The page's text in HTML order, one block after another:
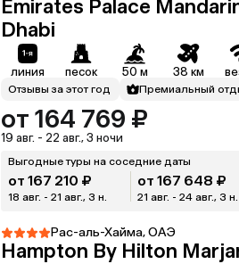
Emirates Palace
Dhabi
линия песок 50 м 38 км
Отзывы за этот год Премиальный
от 164 769 ₽
19 авг. - 22 авг., 3 ночи
Выгодные туры на соседние даты
от 167 210 ₽
18 авг. - 21 авг., 3 н.
от 167 648 ₽
21 авг. - 24 авг., 3 н.
Рас-аль-Хайма, ОАЭ
Hampton By Hilton